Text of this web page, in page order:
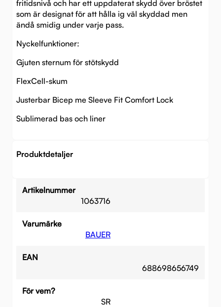
fritidsnivå och har ett uppdaterat skydd över bröstet
som är designat för att hålla ig väl skyddad men
ändå smidig under varje pass.
Nyckelfunktioner:
Gjuten sternum för stötskydd
FlexCell-skum
Justerbar Bicep me Sleeve Fit Comfort Lock
Sublimerad bas och liner
Produktdetaljer
Artikelnummer
1063716
Varumärke
BAUER
EAN
688698656749
För vem?
SR